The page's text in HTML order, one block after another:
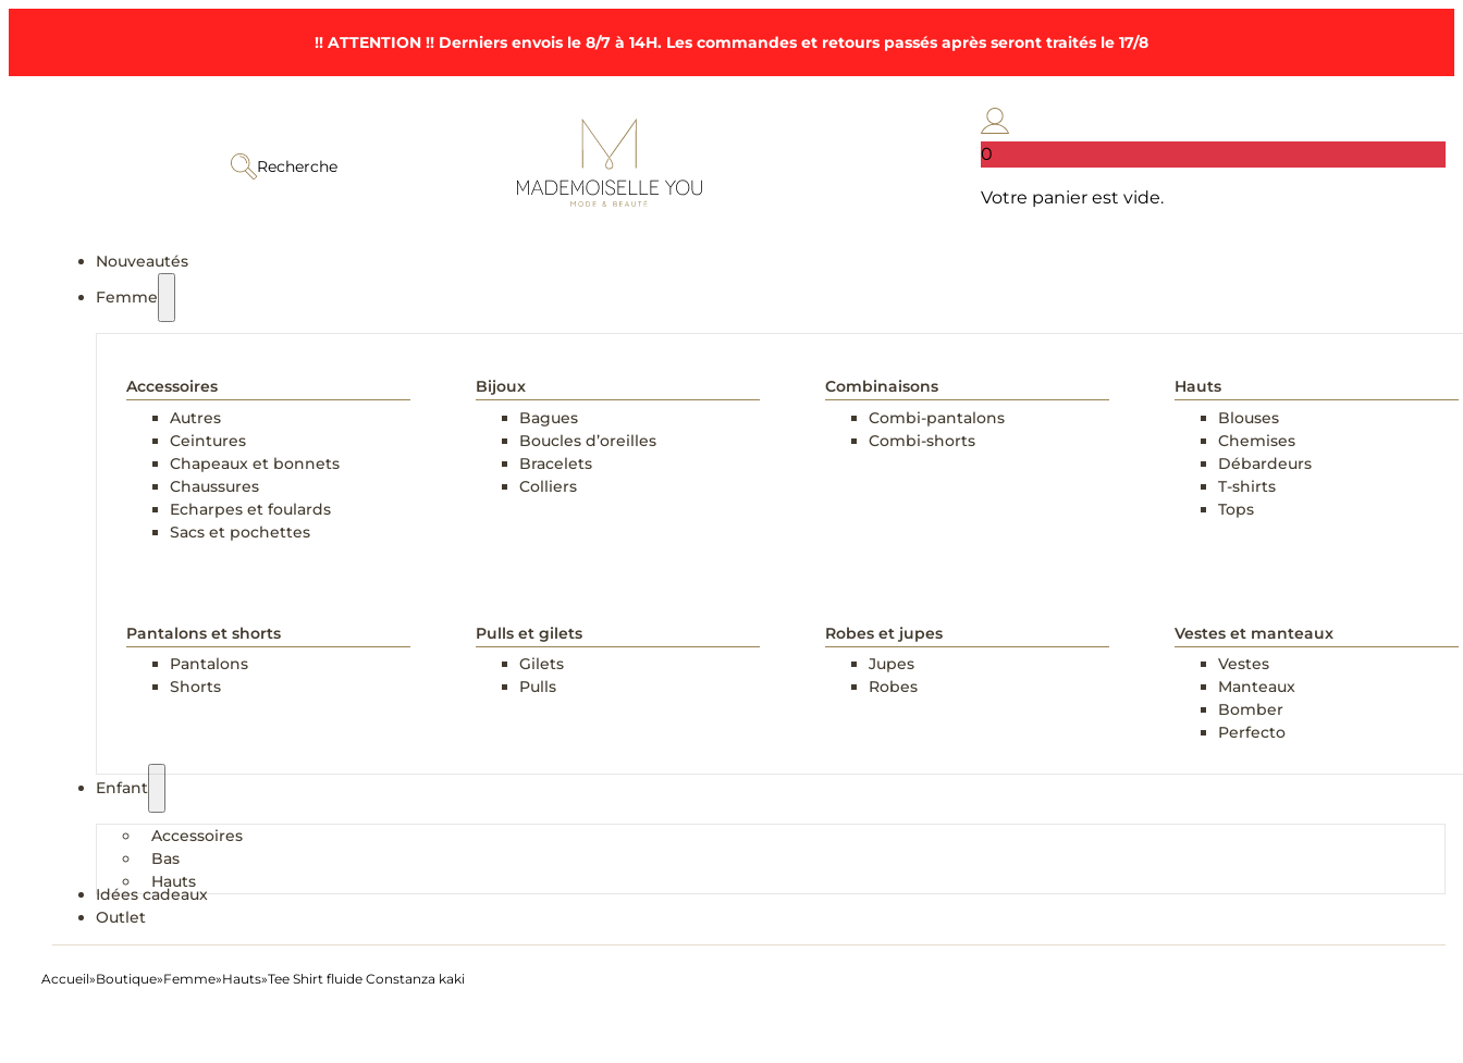
!! ATTENTION !! Derniers envois le 8/7 à 14H. Les commandes et retours passés après seront traités le 17/8
Recherche
0
Votre panier est vide.
Nouveautés
Femme
Accessoires
Autres
Ceintures
Chapeaux et bonnets
Chaussures
Echarpes et foulards
Sacs et pochettes
Bijoux
Bagues
Boucles d’oreilles
Bracelets
Colliers
Combinaisons
Combi-pantalons
Combi-shorts
Hauts
Blouses
Chemises
Débardeurs
T-shirts
Tops
Pantalons et shorts
Pantalons
Shorts
Pulls et gilets
Gilets
Pulls
Robes et jupes
Jupes
Robes
Vestes et manteaux
Vestes
Manteaux
Bomber
Perfecto
Enfant
Accessoires
Bas
Hauts
Idées cadeaux
Outlet
Accueil Boutique Femme Hauts Tee Shirt fluide Constanza kaki